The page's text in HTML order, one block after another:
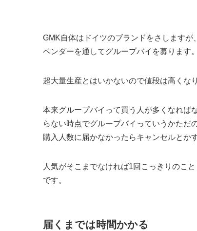
GMK自体はドイツのブランドをさします
ベンダーを通してグループバイを募ります。
超大量生産とはいかないので値段は高くな
本来グループバイって買う人が多くなれば
らない時点でグループバイっていうかただ
購入人数に届かなかったらキャンセルとか
人気がそこまでなければ1回こっきりのこ
です。
届くまでは時間かかる